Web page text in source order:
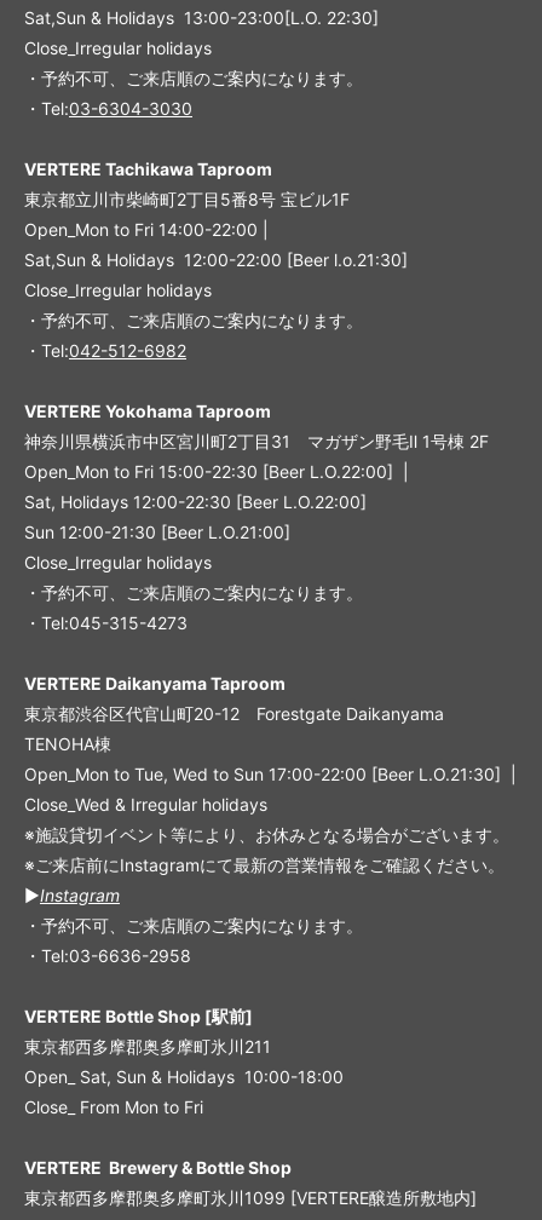
Sat,Sun & Holidays 13:00-23:00[L.O. 22:30]
Close_Irregular holidays
・予約不可、ご来店順のご案内になります。
・Tel:03-6304-3030
VERTERE Tachikawa Taproom
東京都立川市柴崎町2丁目5番8号 宝ビル1F
Open_Mon to Fri 14:00-22:00 |
Sat,Sun & Holidays 12:00-22:00 [Beer l.o.21:30]
Close_Irregular holidays
・予約不可、ご来店順のご案内になります。
・Tel:042-512-6982
VERTERE Yokohama Taproom
神奈川県横浜市中区宮川町2丁目31 マガザン野毛Ⅱ 1号棟 2F
Open_Mon to Fri 15:00-22:30 [Beer L.O.22:00] |
Sat, Holidays 12:00-22:30 [Beer L.O.22:00]
Sun 12:00-21:30 [Beer L.O.21:00]
Close_Irregular holidays
・予約不可、ご来店順のご案内になります。
・Tel:045-315-4273
VERTERE Daikanyama Taproom
東京都渋谷区代官山町20-12 Forestgate Daikanyama
TENOHA棟
Open_Mon to Tue, Wed to Sun 17:00-22:00 [Beer L.O.21:30] |
Close_Wed & Irregular holidays
※施設貸切イベント等により、お休みとなる場合がございます。
※ご来店前にInstagramにて最新の営業情報をご確認ください。
▶︎Instagram
・予約不可、ご来店順のご案内になります。
・Tel:03-6636-2958
VERTERE Bottle Shop [駅前]
東京都西多摩郡奥多摩町氷川211
Open_ Sat, Sun & Holidays 10:00-18:00
Close_ From Mon to Fri
VERTERE Brewery & Bottle Shop
東京都西多摩郡奥多摩町氷川1099 [VERTERE醸造所敷地内]